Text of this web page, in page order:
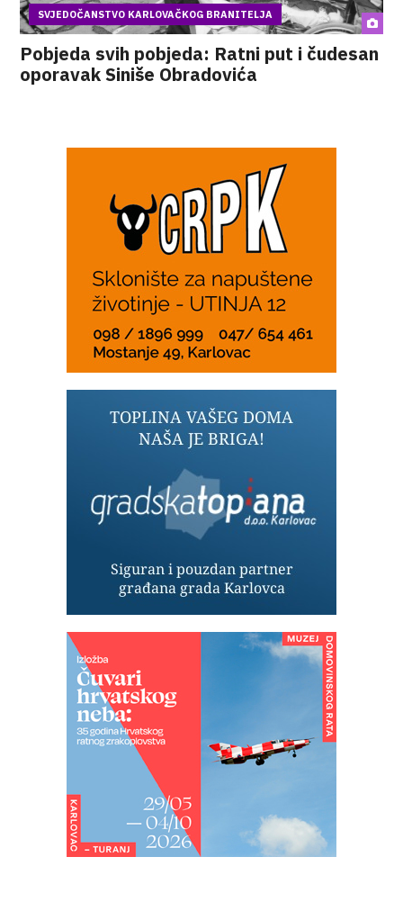
SVJEDOČANSTVO KARLOVAČKOG BRANITELJA
Pobjeda svih pobjeda: Ratni put i čudesan
oporavak Siniše Obradovića